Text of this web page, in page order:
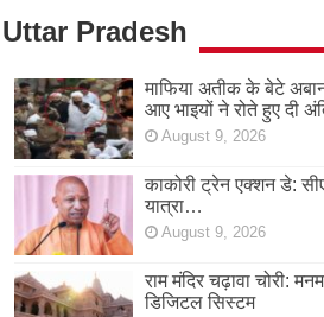
Uttar Pradesh
माफिया अतीक के बेटे
आए भाइयों ने रोते हुए दी
August 9, 2026
काकोरी ट्रेन एक्शन डे:
यात्रा…
August 9, 2026
राम मंदिर चढ़ावा चोरी:
डिजिटल सिस्टम